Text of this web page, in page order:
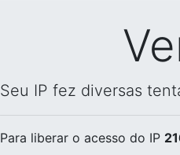
Seu IP fez diversas
Para liberar o acesso do IP